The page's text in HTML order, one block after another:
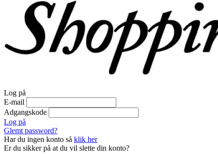
Log på
E-mail
Adgangskode
Log på
Glemt password?
Har du ingen konto så klik her
Er du sikker på at du vil slette din konto?